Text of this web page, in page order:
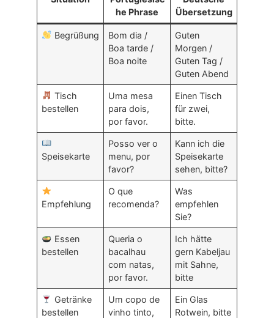
he Phrase
Übersetzung
Begrüßung
Bom dia /
Boa tarde /
Boa noite
Guten
Morgen /
Guten Tag /
Guten Abend
Tisch
bestellen
Uma mesa
para dois,
por favor.
Einen Tisch
für zwei,
bitte.
Speisekarte
Posso ver o
menu, por
favor?
Kann ich die
Speisekarte
sehen, bitte?
Empfehlung
O que
recomenda?
Was
empfehlen
Sie?
Essen
bestellen
Queria o
bacalhau
com natas,
por favor.
Ich hätte
gern Kabeljau
mit Sahne,
bitte
Getränke
bestellen
Um copo de
vinho tinto,
Ein Glas
Rotwein, bitte